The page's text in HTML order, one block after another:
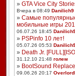
» GTA Vice City
Вчера в 08:49 Danilich9
» Самые
мобильные игры
06.07.26 18:45
» PSPinfo 10 лет!
05.07.26 05:53
» Death Jr.
31.12.10 21:48 голем
» BootSound
09.06.26 20:17